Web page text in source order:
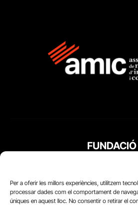
Per a oferir les millors experiències, utilitzem
processar dades com el comportament de
úniques en aquest lloc. No consentir o retirar el
FUNDACIÓ